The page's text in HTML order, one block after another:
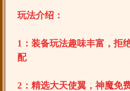
玩法介绍：
1：装备玩法趣味丰富，拒
配
2：精选大天使翼，神魔免